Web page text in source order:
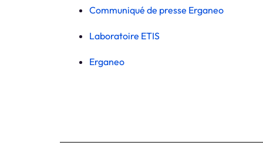
Communiqué de presse Erganeo
Laboratoire ETIS
Erganeo